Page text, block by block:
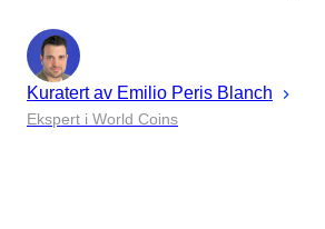
Kuratert av Emilio Peris Blanch
Ekspert i World Coins